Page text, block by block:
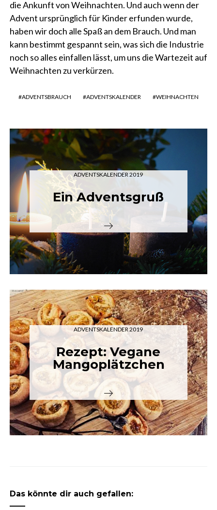
die Ankunft von Weihnachten. Und auch wenn der
Advent ursprünglich für Kinder erfunden wurde,
haben wir doch alle Spaß an dem Brauch. Und man
kann bestimmt gespannt sein, was sich die Industrie
noch so alles einfallen lässt, um uns die Wartezeit auf
Weihnachten zu verkürzen.
ADVENTSBRAUCH ADVENTSKALENDER WEIHNACHTEN
ADVENTSKALENDER 2019
Ein Adventsgruß
ADVENTSKALENDER 2019
Rezept: Vegane
Mangoplätzchen
Das könnte dir auch gefallen: